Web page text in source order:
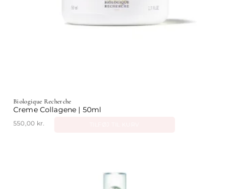
Biologique Recherche
Creme Collagene | 50ml
550,00 kr.